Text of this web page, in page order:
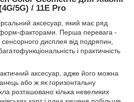
5G) / 11E Pro
аксесуар, який має ряд
факторами. Перша перевага -
сенсорного дисплея від подряпин,
і практичність
аксесуар, адже його можна
або ж як горизонтальну
розташовано кілька невеликих